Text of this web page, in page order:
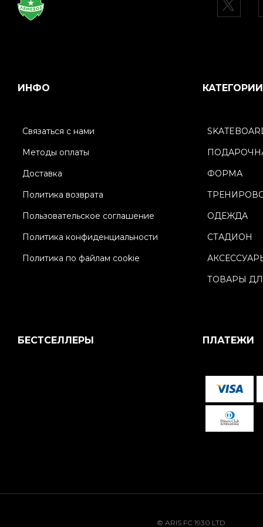
ИНФО
Связаться с нами
Методы оплаты
Доставка
Политика возврата
Пользовательское соглашение
Политика конфиденциальности
Политика по файлам cookie
КАТЕГОРИИ
ФОРМА
ОДЕЖДА
СТАДИОН
ТОВАРЫ
БЕСТСЕЛЛЕРЫ ПЛАТЕЖИ
© ARIS FC 1930 LTD